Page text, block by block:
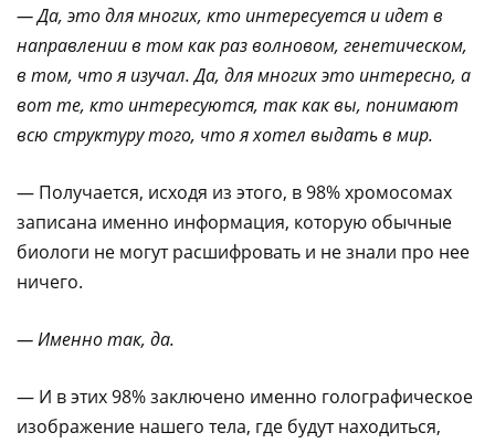
— Да, это для многих, кто интересуется и идет в
направлении в том как раз волновом, генетическом,
в том, что я изучал. Да, для многих это интересно, а
вот те, кто интересуются, так как вы, понимают
всю структуру того, что я хотел выдать в мир.
— Получается, исходя из этого, в 98% хромосомах
записана именно информация, которую обычные
биологи не могут расшифровать и не знали про нее
ничего.
— Именно так, да.
— И в этих 98% заключено именно голографическое
изображение нашего тела, где будут находиться,